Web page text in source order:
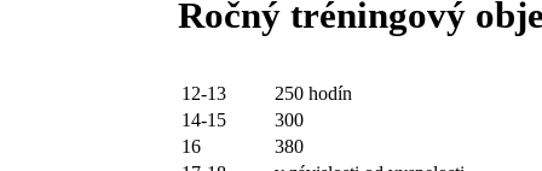
Ročný tréningový
12-13
250 hodín
14-15
300
16
380